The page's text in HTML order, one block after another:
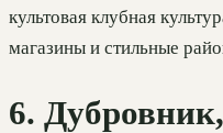
культовая клубная
магазины и стильные
6.